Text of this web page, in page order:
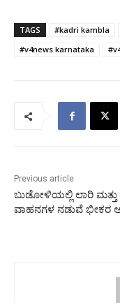
TAGS #kadri kambla
#v4news karnataka
Previous article
ಬುಡೋಳಿಯಲ್ಲಿ ಲಾರಿ ಮತ್ತು
ವಾಹನಗಳ ನಡುವೆ ಭೀಕರ